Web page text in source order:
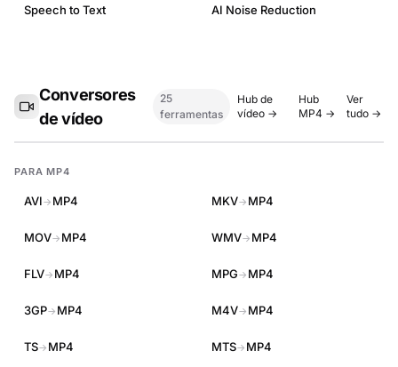
Speech to Text AI Noise Reduction
Conversores
de vídeo
25
ferramentas
Hub de
vídeo →
Hub
MP4 →
Ver
tudo →
PARA MP4
AVI→ MP4 MKV→ MP4
MOV→ MP4 WMV→ MP4
FLV→ MP4 MPG→ MP4
3GP→ MP4 M4V→ MP4
TS→ MP4 MTS→ MP4